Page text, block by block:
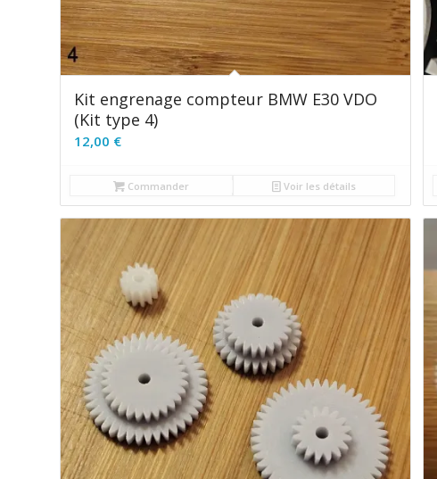
Kit engrenage compteur BMW E30 VDO
(Kit type 4)
12,00 €
Commander Voir les détails